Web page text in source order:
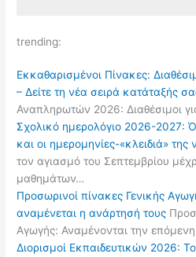
trending:
Εκκαθαρισμένοι Πίνακες:
– Δείτε τη νέα σειρά κατάταξής
Αναπληρωτών 2026: Διαθέσιμοι
Σχολικό ημερολόγιο 2026-2027:
και οι ημερομηνίες-«κλειδιά»
τον αγιασμό του Σεπτεμβρίου
μαθημάτων…
Προσωρινοί πίνακες Γενικής
αναμένεται η ανάρτησή τους
Αγωγής: Αναμένονται την
Διορισμοί Εκπαιδευτικών 2026: